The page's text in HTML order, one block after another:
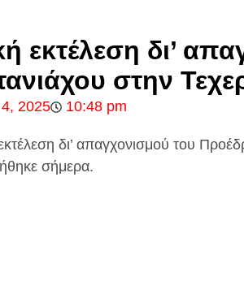
εκτέλεση δι’
στην
2025 10:48 pm
δι’ απαγχονισμού του
σήμερα.